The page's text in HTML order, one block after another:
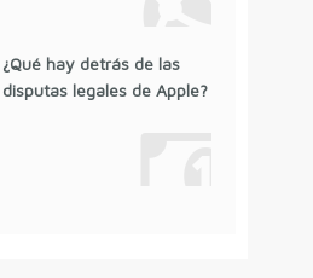
¿Qué hay detrás de las
disputas legales de Apple?